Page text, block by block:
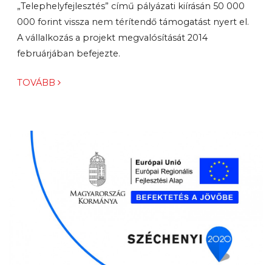
„Telephelyfejlesztés” című pályázati kiírásán 50 000
000 forint vissza nem térítendő támogatást nyert el.
A vállalkozás a projekt megvalósítását 2014
februárjában befejezte.
TOVÁBB